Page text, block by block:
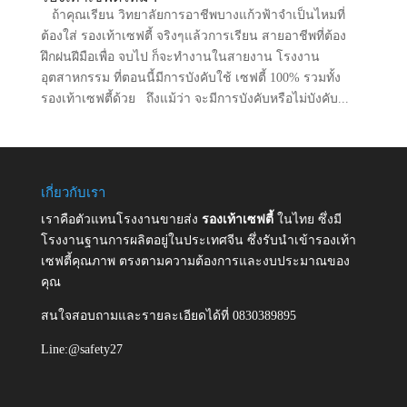
ถ้าคุณเรียน วิทยาลัยการอาชีพบางแก้วฟ้าจำเป็นไหมที่
ต้องใส่ รองเท้าเซฟตี้ จริงๆแล้วการเรียน สายอาชีพที่ต้อง
ฝึกฝนฝีมือเพื่อ จบไป ก็จะทำงานในสายงาน โรงงาน
อุตสาหกรรม ที่ตอนนี้มีการบังคับใช้ เซฟตี้ 100% รวมทั้ง
รองเท้าเซฟตี้ด้วย ถึงแม้ว่า จะมีการบังคับหรือไม่บังคับ...
เกี่ยวกับเรา
เราคือตัวแทนโรงงานขายส่ง รองเท้าเซฟตี้ ในไทย ซึ่งมี
โรงงานฐานการผลิตอยู่ในประเทศจีน ซึ่งรับนำเข้ารองเท้า
เซฟตี้คุณภาพ ตรงตามความต้องการและงบประมาณของ
คุณ
สนใจสอบถามและรายละเอียดได้ที่ 0830389895
Line:@safety27